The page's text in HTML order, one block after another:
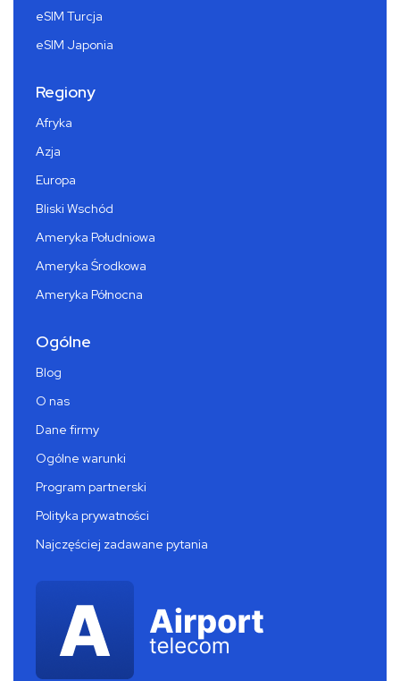
eSIM Turcja
eSIM Japonia
Regiony
Afryka
Azja
Europa
Bliski Wschód
Ameryka Południowa
Ameryka Środkowa
Ameryka Północna
Ogólne
Blog
O nas
Dane firmy
Ogólne warunki
Program partnerski
Polityka prywatności
Najczęściej zadawane pytania